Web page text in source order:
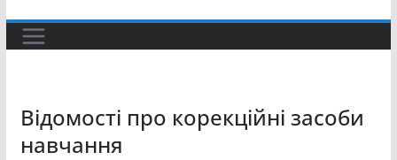
Відомості про корекційні засоби
навчання